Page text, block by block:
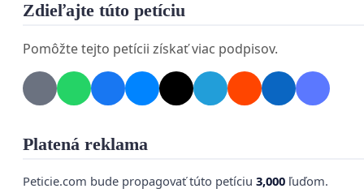
Zdieľajte túto petíciu
Pomôžte tejto petícii získať viac podpisov.
Platená reklama
Peticie.com bude propagovať túto petíciu 3,000 ľuďom.